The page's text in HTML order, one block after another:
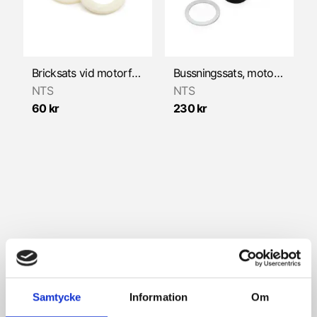
Samtycke Information Om
Växelmekanism
Bricksats vid motorfäste (Zündapp 529/530 1977-)
NTS
60 kr
Bussningssats, motorupphängning (Zündapp 448/540)
NTS
230 kr